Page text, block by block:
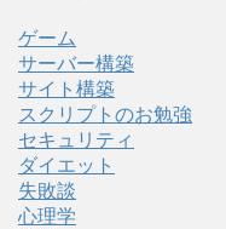
ゲーム
サーバー構築
サイト構築
スクリプトのお勉強
セキュリティ
ダイエット
失敗談
心理学